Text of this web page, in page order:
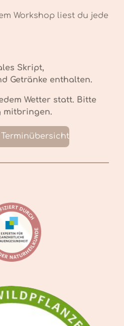
Workshop liest du jede
Skript,
Getränke enthalten.
Wetter statt. Bitte
mitbringen.